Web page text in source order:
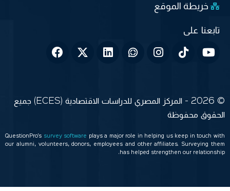
خريطة الموقع
© 2026 - المركز المصري للدراسات الاقتصادية (ECES) جميع
الحقوق محفوظة
QuestionPro’s survey software
plays a major role in helping us keep in touch with
our alumni, volunteers, donors, employees and other affiliates. Surveying them
has helped strengthen our relationship.